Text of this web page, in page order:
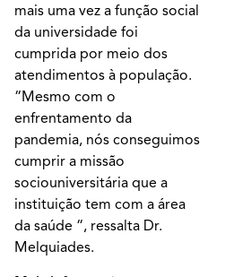
mais uma vez a função social
da universidade foi
cumprida por meio dos
atendimentos à população.
“Mesmo com o
enfrentamento da
pandemia, nós conseguimos
cumprir a missão
sociouniversitária que a
instituição tem com a área
da saúde “, ressalta Dr.
Melquiades.